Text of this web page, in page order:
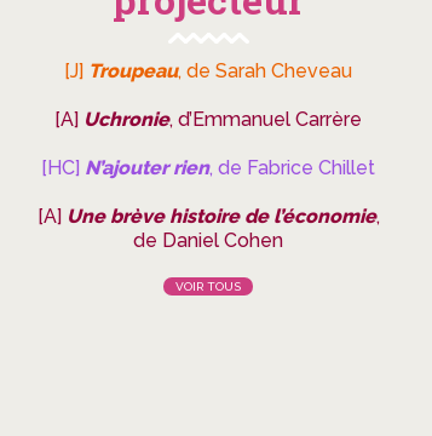
[J] Troupeau, de Sarah Cheveau
[A] Uchronie, d’Emmanuel Carrère
[HC] N’ajouter rien, de Fabrice Chillet
[A] Une brève histoire de l’économie,
de Daniel Cohen
VOIR TOUS